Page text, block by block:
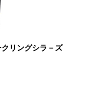
リングシラ－ズ